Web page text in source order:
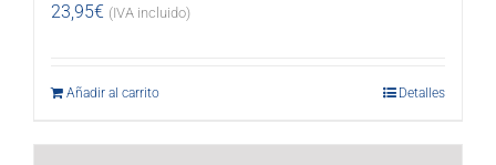
23,95€ (IVA incluido)
Añadir al carrito Detalles